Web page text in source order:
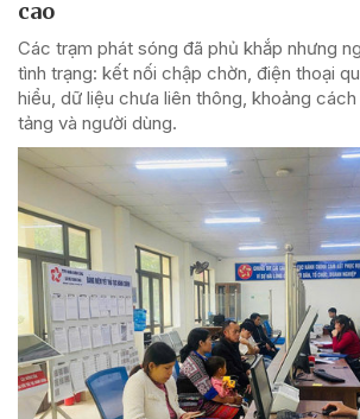
cao
Các trạm phát sóng đã phủ khắp nhưng
tình trạng: kết nối chập chờn, điện thoại
hiểu, dữ liệu chưa liên thông, khoảng
tảng và người dùng.